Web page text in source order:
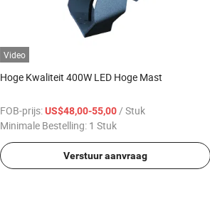
Video
Hoge Kwaliteit 400W LED Hoge Mast
FOB-prijs:US$48,00-55,00 / Stuk
Minimale Bestelling: 1 Stuk
Verstuur aanvraag